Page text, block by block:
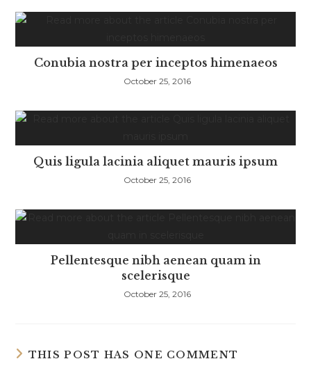
Conubia nostra per inceptos himenaeos
October 25, 2016
Quis ligula lacinia aliquet mauris ipsum
October 25, 2016
Pellentesque nibh aenean quam in
scelerisque
October 25, 2016
THIS POST HAS ONE COMMENT